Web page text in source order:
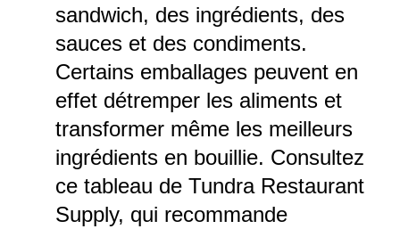
sandwich, des ingrédients, des
sauces et des condiments.
Certains emballages peuvent en
effet détremper les aliments et
transformer même les meilleurs
ingrédients en bouillie. Consultez
ce tableau de Tundra Restaurant
Supply, qui recommande